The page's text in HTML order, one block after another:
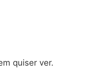
quiser ver.